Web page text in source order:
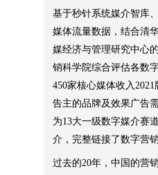
基于秒针系统媒介智库
媒体流量数据，结合清
媒经济与管理研究中心
销科学院综合评估各数
450家核心媒体收入
告主的品牌及效果广告
为13大一级数字媒介赛
介，完整链接了数字营
过去的20年，中国的营